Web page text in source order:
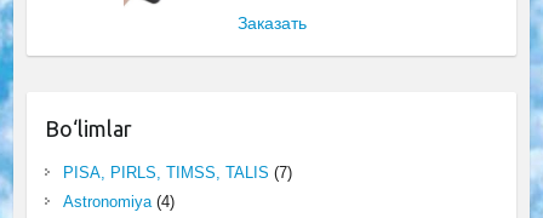
Заказать
Bo‘limlar
PISA, PIRLS, TIMSS, TALIS (7)
Astronomiya(4)